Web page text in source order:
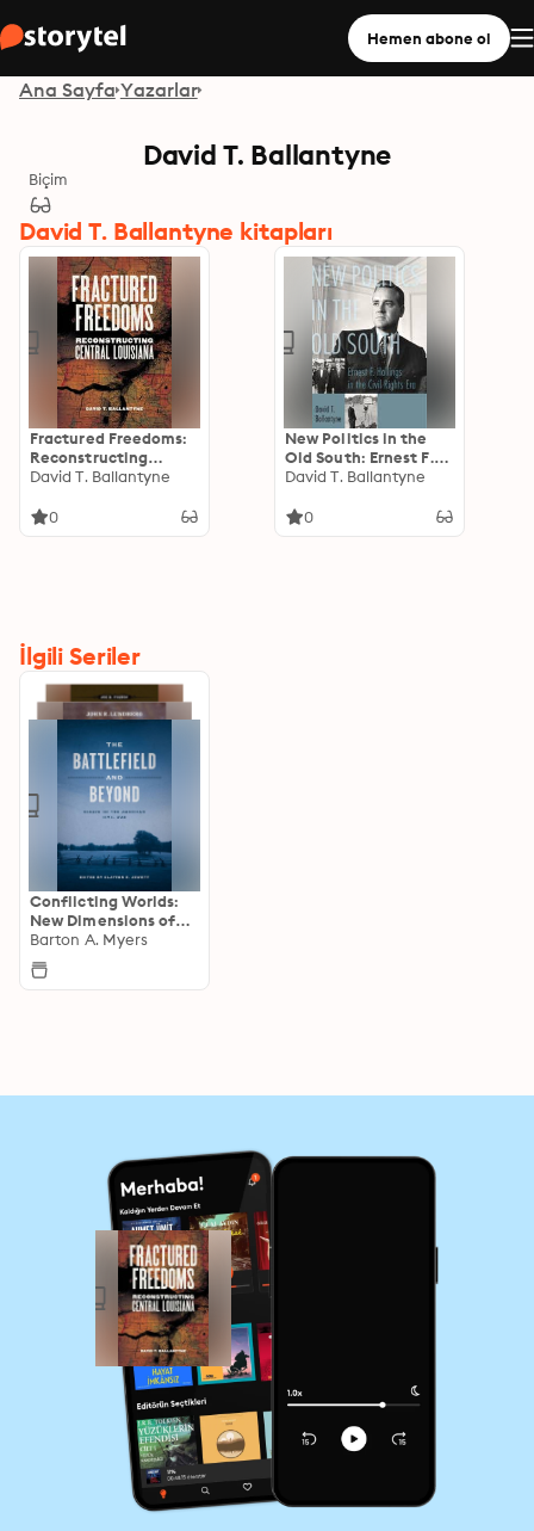
Hemen abone ol
Ana Sayfa Yazarlar
David T. Ballantyne
Biçim
David T. Ballantyne kitapları
Fractured Freedoms:
Reconstructing
Central Louisiana
David T. Ballantyne
0
New Politics in the
Old South: Ernest F.
Hollings in the Civil
David T. Ballantyne
0
İlgili Seriler
Conflicting Worlds:
New Dimensions of
the American Civil
War
Barton A. Myers